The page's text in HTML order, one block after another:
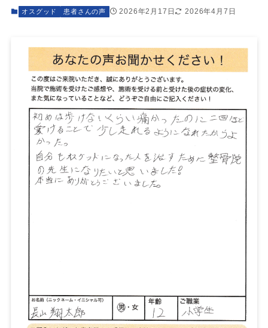
オスグッド 患者さんの声 2026年2月17日 2026年4月7日